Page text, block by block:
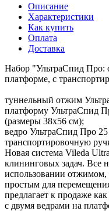
Описание
Характеристики
Как купить
Оплата
Доставка
Набор "УльтраСпид Про:
платформе, с
туннельный отжим
платформу УльтраСпид
(размеры 38x56 см);
ведро УльтраСпид Про 25
транспортировочную
Новая система Vileda
клининговых задач. Все
использовании
простым для
предлагает к продаже
с двумя ведрами на